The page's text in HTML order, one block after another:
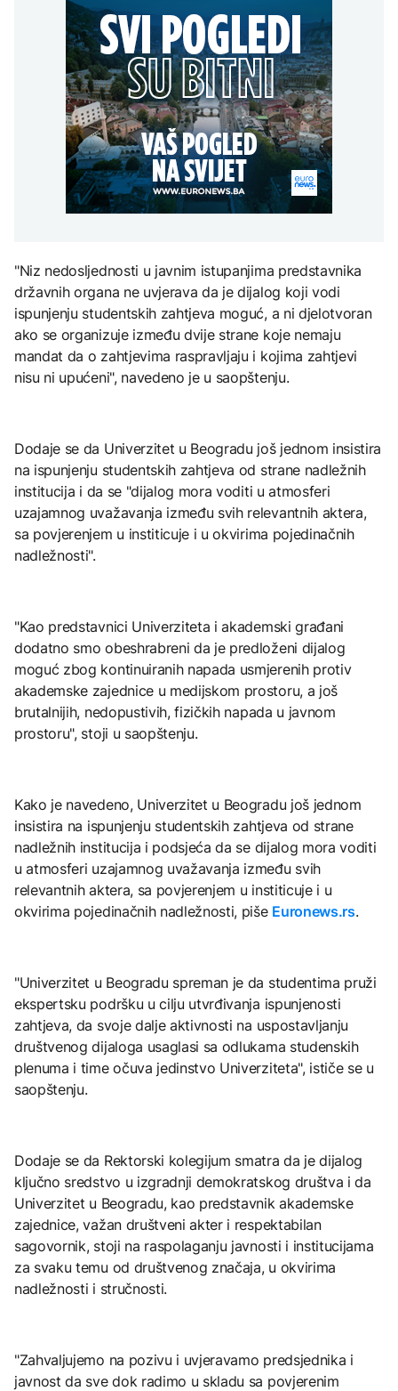
otežava gašenje iz zraka
AKTUELNO
Požar kod Konjica i dalje
aktivan, gust dim
otežava gašenje iz zraka
Grčka dronovima
kontrolisala više od 300
plaža zbog nelegalnog
zauzimanja obale
ultimatum Italiji da ukine
granične kontrole
FOKUS
Amerikanci
upozoravaju: Putin bi
mogao testirati NATO
ograničenim napadom,
najveći rizik od jeseni
djece moraju platiti 942
miliona dolara
KULTURA
Rat i pijesak prijete
drevnim piramidama
Meroe u Sudanu
albumu
"Niz nedosljednosti u javnim istupanjima predstavnika
državnih organa ne uvjerava da je dijalog koji vodi
ispunjenju studentskih zahtjeva moguć, a ni djelotvoran
ako se organizuje između dvije strane koje nemaju
mandat da o zahtjevima raspravljaju i kojima zahtjevi
nisu ni upućeni", navedeno je u saopštenju.
Dodaje se da Univerzitet u Beogradu još jednom insistira
na ispunjenju studentskih zahtjeva od strane nadležnih
institucija i da se "dijalog mora voditi u atmosferi
uzajamnog uvažavanja između svih relevantnih aktera,
sa povjerenjem u institicuje i u okvirima pojedinačnih
nadležnosti".
"Kao predstavnici Univerziteta i akademski građani
dodatno smo obeshrabreni da je predloženi dijalog
moguć zbog kontinuiranih napada usmjerenih protiv
akademske zajednice u medijskom prostoru, a još
brutalnijih, nedopustivih, fizičkih napada u javnom
prostoru", stoji u saopštenju.
Kako je navedeno, Univerzitet u Beogradu još jednom
insistira na ispunjenju studentskih zahtjeva od strane
nadležnih institucija i podsjeća da se dijalog mora voditi
u atmosferi uzajamnog uvažavanja između svih
relevantnih aktera, sa povjerenjem u institicuje i u
okvirima pojedinačnih nadležnosti, piše Euronews.rs.
"Univerzitet u Beogradu spreman je da studentima pruži
ekspertsku podršku u cilju utvrđivanja ispunjenosti
zahtjeva, da svoje dalje aktivnosti na uspostavljanju
društvenog dijaloga usaglasi sa odlukama studenskih
plenuma i time očuva jedinstvo Univerziteta", ističe se u
saopštenju.
Dodaje se da Rektorski kolegijum smatra da je dijalog
ključno sredstvo u izgradnji demokratskog društva i da
Univerzitet u Beogradu, kao predstavnik akademske
zajednice, važan društveni akter i respektabilan
sagovornik, stoji na raspolaganju javnosti i institucijama
za svaku temu od društvenog značaja, u okvirima
nadležnosti i stručnosti.
"Zahvaljujemo na pozivu i uvjeravamo predsjednika i
javnost da sve dok radimo u skladu sa povjerenim